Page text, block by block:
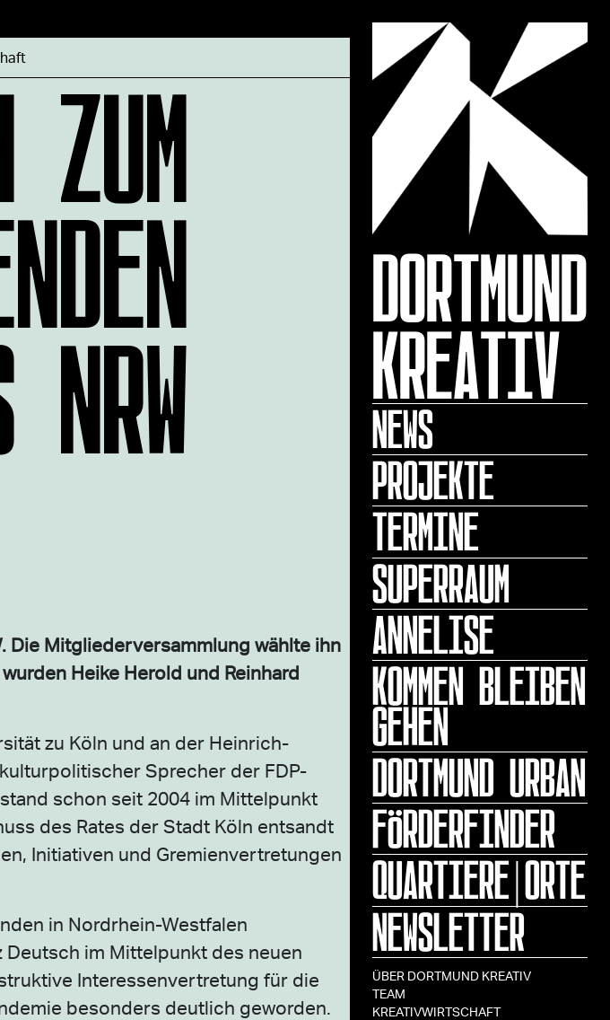
DORTMUND
KREATIV
NEWS
PROJEKTE
TERMINE
SUPERRAUM
ANNELISE
KOMMEN BLEIBEN
GEHEN
DORTMUND URBAN
FÖRDERFINDER
QUARTIERE|ORTE
NEWSLETTER
ÜBER DORTMUND KREATIV
TEAM
KREATIVWIRTSCHAFT
ZUM
Die Mitgliederversammlung wählte ihn
Heike Herold und Reinhard
zu Köln und an der Heinrich-
Sprecher der FDP-
schon seit 2004 im Mittelpunkt
des Rates der Stadt Köln entsandt
Initiativen und Gremienvertretungen
in Nordrhein-Westfalen
im Mittelpunkt des neuen
Interessenvertretung für die
besonders deutlich geworden.